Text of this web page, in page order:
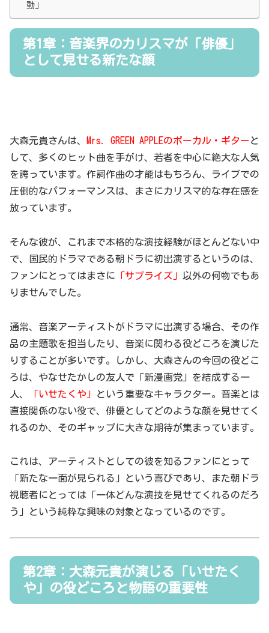
動」
第1章：音楽界のカリスマが「俳優」
として見せる新たな顔
大森元貴さんは、 Mrs. GREEN APPLEのボーカル・ギターと
して、多くのヒット曲を手がけ、若者を中心に絶大な人気
を誇っています。作詞作曲の才能はもちろん、ライブでの
圧倒的なパフォーマンスは、まさにカリスマ的な存在感を
放っています。
そんな彼が、これまで本格的な演技経験がほとんどない中
で、国民的ドラマである朝ドラに初出演するというのは、
ファンにとってはまさに 「サプライズ」
以外の何物でもあ
りませんでした。
通常、音楽アーティストがドラマに出演する場合、その作
品の主題歌を担当したり、音楽に関わる役どころを演じた
りすることが多いです。しかし、大森さんの今回の役どこ
ろは、やなせたかしの友人で「新漫画党」を結成する一
人、
「いせたくや」
という重要なキャラクター。音楽とは
直接関係のない役で、俳優としてどのような顔を見せてく
れるのか、そのギャップに大きな期待が集まっています。
これは、アーティストとしての彼を知るファンにとって
「新たな一面が見られる」という喜びであり、また朝ドラ
視聴者にとっては「一体どんな演技を見せてくれるのだろ
う」という純粋な興味の対象となっているのです。
第2章：大森元貴が演じる「いせたく
や」の役どころと物語の重要性